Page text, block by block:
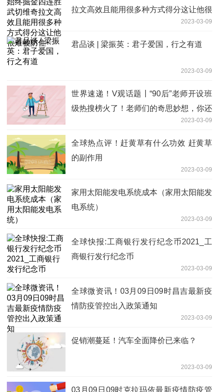
拉文高效且能用很多种方式得分这让他很
2023-03-09
君品谈 | 梁振英：君子爱国，行之有道
2023-03-09
世界速递！V观话题丨“90后”老师开设班
级热搜榜火了！老师们的奇思妙想，你还
2023-03-09
全球热点评！赶黄草有什么功效 赶黄草
的副作用
2023-03-09
家用太阳能发电系统成本（家用太阳能发
电系统）
2023-03-09
全球快报:工商银行发行纪念币2021_工
商银行发行纪念币
2023-03-09
全球微资讯！03月09日09时昌吉最新疫
情防疫管控出入政策通知
2023-03-09
促销潮蔓延！汽车全面降价已来临？
2023-03-09
03月09日09时克拉玛依最新疫情防疫管